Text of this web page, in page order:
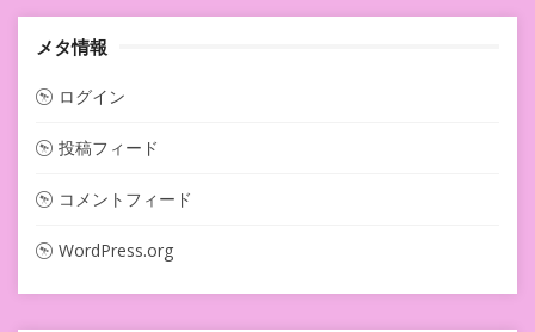
メタ情報
ログイン
投稿フィード
コメントフィード
WordPress.org